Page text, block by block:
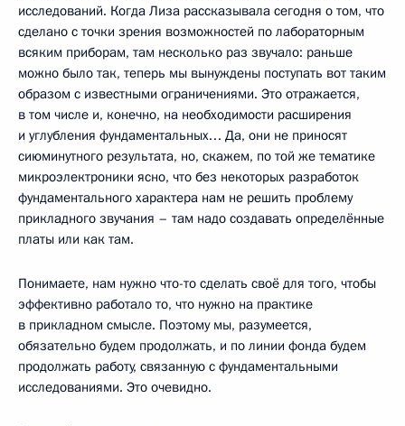
исследований. Когда Лиза рассказывала сегодня о том, что
сделано с точки зрения возможностей по лабораторным
всяким приборам, там несколько раз звучало: раньше
можно было так, теперь мы вынуждены поступать вот таким
образом с известными ограничениями. Это отражается,
в том числе и, конечно, на необходимости расширения
и углубления фундаментальных… Да, они не приносят
сиюминутного результата, но, скажем, по той же тематике
микроэлектроники ясно, что без некоторых разработок
фундаментального характера нам не решить проблему
прикладного звучания – там надо создавать определённые
платы или как там.
Понимаете, нам нужно что-то сделать своё для того, чтобы
эффективно работало то, что нужно на практике
в прикладном смысле. Поэтому мы, разумеется,
обязательно будем продолжать, и по линии фонда будем
продолжать работу, связанную с фундаментальными
исследованиями. Это очевидно.